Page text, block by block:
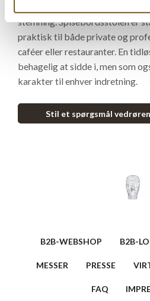
stemning. Spisebordsstolen er
praktisk til både private og
caféer eller restauranter. En
behagelig at sidde i, men som
karakter til enhver indretning.
Stil et spørgsmål
B2B-WEBSHOP B2B-
MESSER PRESSE
FAQ